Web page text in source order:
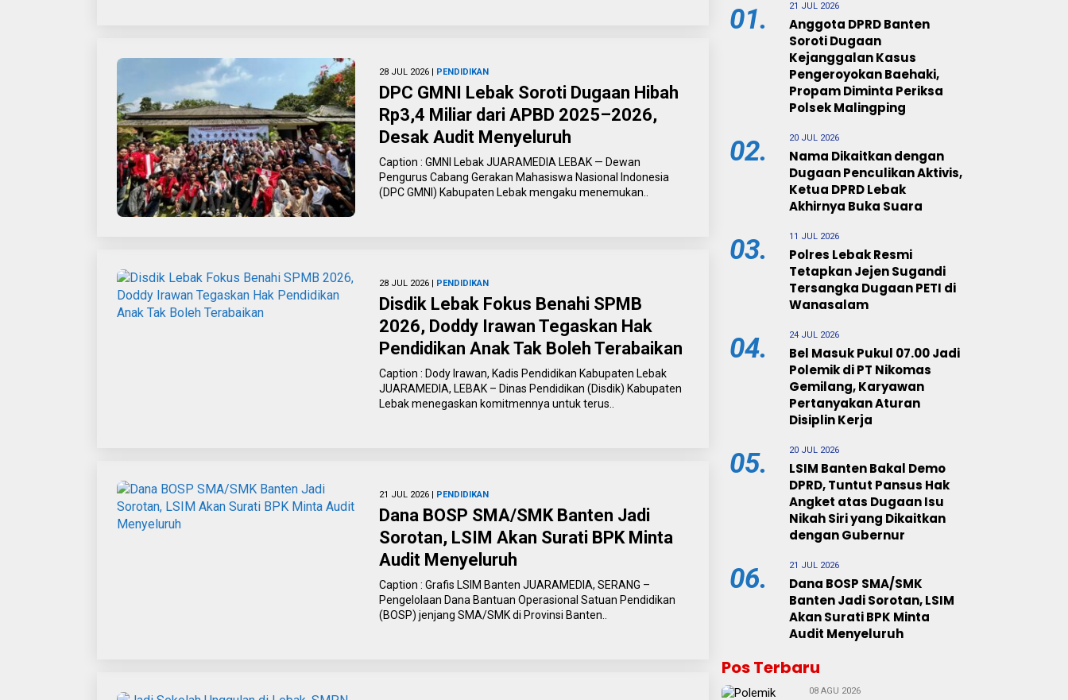
28 JUL 2026 | PENDIDIKAN
DPC GMNI Lebak Soroti Dugaan Hibah
Rp3,4 Miliar dari APBD 2025–2026,
Desak Audit Menyeluruh
Caption : GMNI Lebak JUARAMEDIA LEBAK — Dewan
Pengurus Cabang Gerakan Mahasiswa Nasional Indonesia
(DPC GMNI) Kabupaten Lebak mengaku menemukan..
28 JUL 2026 | PENDIDIKAN
Disdik Lebak Fokus Benahi SPMB
2026, Doddy Irawan Tegaskan Hak
Pendidikan Anak Tak Boleh Terabaikan
Caption : Dody Irawan, Kadis Pendidikan Kabupaten Lebak
JUARAMEDIA, LEBAK – Dinas Pendidikan (Disdik) Kabupaten
Lebak menegaskan komitmennya untuk terus..
21 JUL 2026 | PENDIDIKAN
Dana BOSP SMA/SMK Banten Jadi
Sorotan, LSIM Akan Surati BPK Minta
Audit Menyeluruh
Caption : Grafis LSIM Banten JUARAMEDIA, SERANG –
Pengelolaan Dana Bantuan Operasional Satuan Pendidikan
(BOSP) jenjang SMA/SMK di Provinsi Banten..
01. 21 JUL 2026
Anggota DPRD Banten
Soroti Dugaan
Kejanggalan Kasus
Pengeroyokan Baehaki,
Propam Diminta Periksa
Polsek Malingping
02. 20 JUL 2026
Nama Dikaitkan dengan
Dugaan Penculikan Aktivis,
Ketua DPRD Lebak
Akhirnya Buka Suara
03. 11 JUL 2026
Polres Lebak Resmi
Tetapkan Jejen Sugandi
Tersangka Dugaan PETI di
Wanasalam
04. 24 JUL 2026
Bel Masuk Pukul 07.00 Jadi
Polemik di PT Nikomas
Gemilang, Karyawan
Pertanyakan Aturan
Disiplin Kerja
05. 20 JUL 2026
LSIM Banten Bakal Demo
DPRD, Tuntut Pansus Hak
Angket atas Dugaan Isu
Nikah Siri yang Dikaitkan
dengan Gubernur
06. 21 JUL 2026
Dana BOSP SMA/SMK
Banten Jadi Sorotan, LSIM
Akan Surati BPK Minta
Audit Menyeluruh
Pos Terbaru
08 AGU 2026